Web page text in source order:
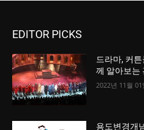
EDITOR PICKS
드라마, 커
께 알아보는
2022년 11월 01
용도변경개